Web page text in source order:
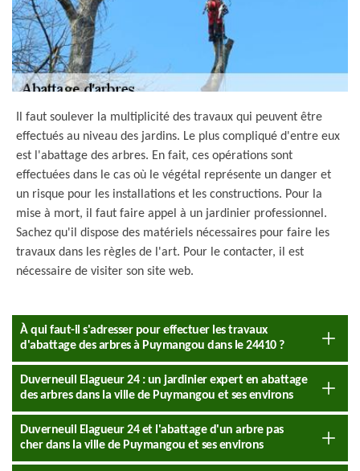
Il faut soulever la multiplicité des travaux qui peuvent être
effectués au niveau des jardins. Le plus compliqué d'entre eux
est l'abattage des arbres. En fait, ces opérations sont
effectuées dans le cas où le végétal représente un danger et
un risque pour les installations et les constructions. Pour la
mise à mort, il faut faire appel à un jardinier professionnel.
Sachez qu'il dispose des matériels nécessaires pour faire les
travaux dans les règles de l'art. Pour le contacter, il est
nécessaire de visiter son site web.
À qui faut-il s'adresser pour effectuer les travaux
d'abattage des arbres à Puymangou dans le 24410 ?
Duverneuil Elagueur 24 : un jardinier expert en abattage
des arbres dans la ville de Puymangou et ses environs
Duverneuil Elagueur 24 et l'abattage d'un arbre pas
cher dans la ville de Puymangou et ses environs